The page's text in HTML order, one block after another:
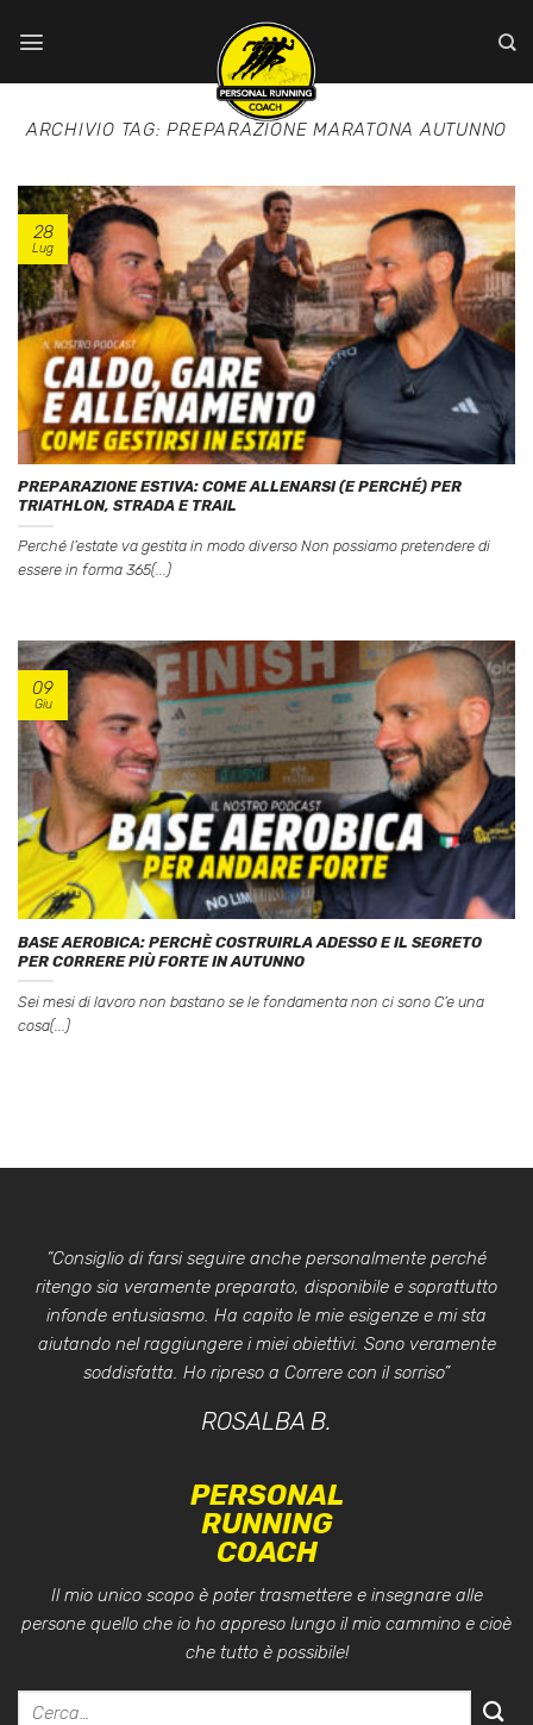
ARCHIVIO TAG:PREPARAZIONE MARATONA AUTUNNO
PREPARAZIONE ESTIVA: COME ALLENARSI (E PERCHÉ) PER
TRIATHLON, STRADA E TRAIL
Perché l’estate va gestita in modo diverso Non possiamo pretendere di
essere in forma 365(...)
28
Lug
BASE AEROBICA: PERCHÈ COSTRUIRLA ADESSO E IL SEGRETO
PER CORRERE PIÙ FORTE IN AUTUNNO
Sei mesi di lavoro non bastano se le fondamenta non ci sono C’e una
cosa(...)
09
Giu
“Consiglio di farsi seguire anche personalmente perché
ritengo sia veramente preparato, disponibile e soprattutto
infonde entusiasmo. Ha capito le mie esigenze e mi sta
aiutando nel raggiungere i miei obiettivi. Sono veramente
soddisfatta. Ho ripreso a Correre con il sorriso”
ROSALBA B.
PERSONAL
RUNNING
COACH
Il mio unico scopo è poter trasmettere e insegnare alle
persone quello che io ho appreso lungo il mio cammino e cioè
che tutto è possibile!